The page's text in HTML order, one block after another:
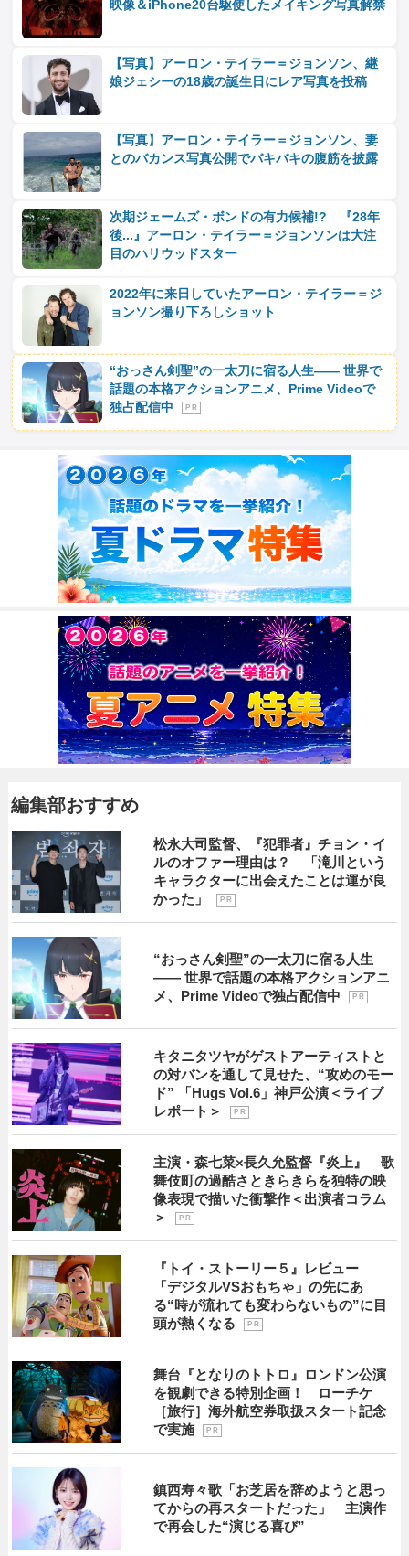
映像＆iPhone20台駆使したメイキング写真解禁
【写真】アーロン・テイラー＝ジョンソン、継
娘ジェシーの18歳の誕生日にレア写真を投稿
【写真】アーロン・テイラー＝ジョンソン、妻
とのバカンス写真公開でバキバキの腹筋を披露
次期ジェームズ・ボンドの有力候補!? 『28年
後...』アーロン・テイラー＝ジョンソンは大注
目のハリウッドスター
2022年に来日していたアーロン・テイラー＝ジ
ョンソン撮り下ろしショット
“おっさん剣聖”の一太刀に宿る人生―― 世界で
話題の本格アクションアニメ、Prime Videoで
独占配信中
P R
編集部おすすめ
松永大司監督、『犯罪者』チョン・イ
ルのオファー理由は？ 「滝川という
キャラクターに出会えたことは運が良
かった」
P R
“おっさん剣聖”の一太刀に宿る人生
―― 世界で話題の本格アクションアニ
メ、Prime Videoで独占配信中
P R
キタニタツヤがゲストアーティストと
の対バンを通して見せた、“攻めのモー
ド” 「Hugs Vol.6」神戸公演＜ライブ
レポート＞
P R
主演・森七菜×長久允監督『炎上』 歌
舞伎町の過酷さときらきらを独特の映
像表現で描いた衝撃作＜出演者コラム
＞
P R
『トイ・ストーリー５』レビュー
「デジタルVSおもちゃ」の先にあ
る“時が流れても変わらないもの”に目
頭が熱くなる
P R
舞台『となりのトトロ』ロンドン公演
を観劇できる特別企画！ ローチケ
［旅行］海外航空券取扱スタート記念
で実施
P R
鎮西寿々歌「お芝居を辞めようと思っ
てからの再スタートだった」 主演作
で再会した“演じる喜び”